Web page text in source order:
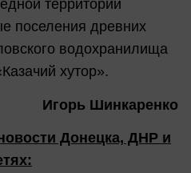
территории
поселения древних
водохранилища
хутор».
Игорь Шинкаренко
Донецка, ДНР и